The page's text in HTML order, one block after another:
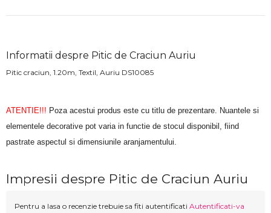
Informatii despre Pitic de Craciun Auriu
Pitic craciun, 1.20m, Textil, Auriu DS10085
ATENTIE!!! Poza acestui produs este cu titlu de prezentare. Nuantele si
elementele decorative pot varia in functie de stocul disponibil, fiind
pastrate aspectul si dimensiunile aranjamentului.
Impresii despre Pitic de Craciun Auriu
Pentru a lasa o recenzie trebuie sa fiti autentificati Autentificati-va